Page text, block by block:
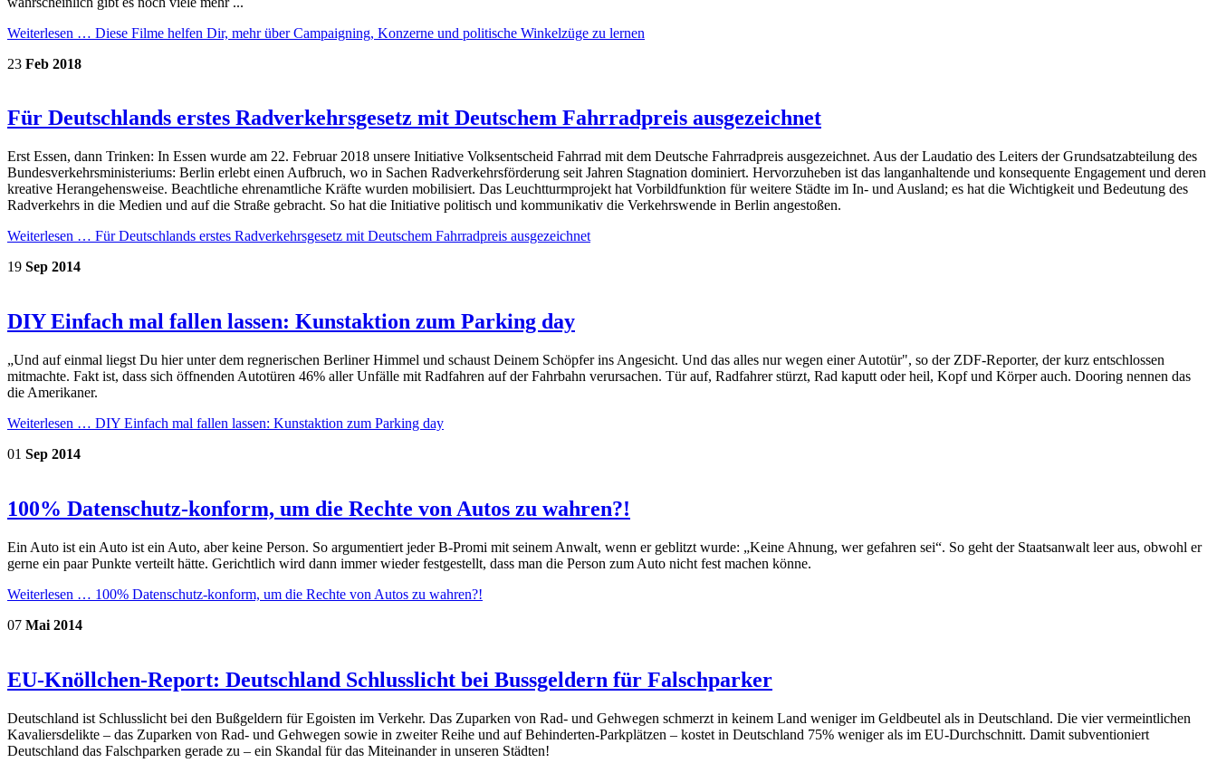
Weiterlesen … Diese Filme helfen Dir, mehr über Campaigning, Konzerne und politische Winkelzüge zu lernen
23 Feb 2018
Für Deutschlands erstes Radverkehrsgesetz mit Deutschem Fahrradpreis ausgezeichnet
Erst Essen, dann Trinken: In Essen wurde am 22. Februar 2018 unsere Initiative Volksentscheid Fahrrad mit dem Deutsche Fahrradpreis ausgezeichnet. Aus der Laudatio des Leiters der Grundsatzabteilung des
Bundesverkehrsministeriums: Berlin erlebt einen Aufbruch, wo in Sachen Radverkehrsförderung seit Jahren Stagnation dominiert. Hervorzuheben ist das langanhaltende und konsequente Engagement und deren
kreative Herangehensweise. Beachtliche ehrenamtliche Kräfte wurden mobilisiert. Das Leuchtturmprojekt hat Vorbildfunktion für weitere Städte im In- und Ausland; es hat die Wichtigkeit und Bedeutung des
Radverkehrs in die Medien und auf die Straße gebracht. So hat die Initiative politisch und kommunikativ die Verkehrswende in Berlin angestoßen.
Weiterlesen … Für Deutschlands erstes Radverkehrsgesetz mit Deutschem Fahrradpreis ausgezeichnet
19 Sep 2014
DIY Einfach mal fallen lassen: Kunstaktion zum Parking day
„Und auf einmal liegst Du hier unter dem regnerischen Berliner Himmel und schaust Deinem Schöpfer ins Angesicht. Und das alles nur wegen einer Autotür", so der ZDF-Reporter, der kurz entschlossen
mitmachte. Fakt ist, dass sich öffnenden Autotüren 46% aller Unfälle mit Radfahren auf der Fahrbahn verursachen. Tür auf, Radfahrer stürzt, Rad kaputt oder heil, Kopf und Körper auch. Dooring nennen das
die Amerikaner.
Weiterlesen … DIY Einfach mal fallen lassen: Kunstaktion zum Parking day
01 Sep 2014
100% Datenschutz-konform, um die Rechte von Autos zu wahren?!
Ein Auto ist ein Auto ist ein Auto, aber keine Person. So argumentiert jeder B-Promi mit seinem Anwalt, wenn er geblitzt wurde: „Keine Ahnung, wer gefahren sei“. So geht der Staatsanwalt leer aus, obwohl er
gerne ein paar Punkte verteilt hätte. Gerichtlich wird dann immer wieder festgestellt, dass man die Person zum Auto nicht fest machen könne.
Weiterlesen … 100% Datenschutz-konform, um die Rechte von Autos zu wahren?!
07 Mai 2014
EU-Knöllchen-Report: Deutschland Schlusslicht bei Bussgeldern für Falschparker
Deutschland ist Schlusslicht bei den Bußgeldern für Egoisten im Verkehr. Das Zuparken von Rad- und Gehwegen schmerzt in keinem Land weniger im Geldbeutel als in Deutschland. Die vier vermeintlichen
Kavaliersdelikte – das Zuparken von Rad- und Gehwegen sowie in zweiter Reihe und auf Behinderten-Parkplätzen – kostet in Deutschland 75% weniger als im EU-Durchschnitt. Damit subventioniert
Deutschland das Falschparken gerade zu – ein Skandal für das Miteinander in unseren Städten!